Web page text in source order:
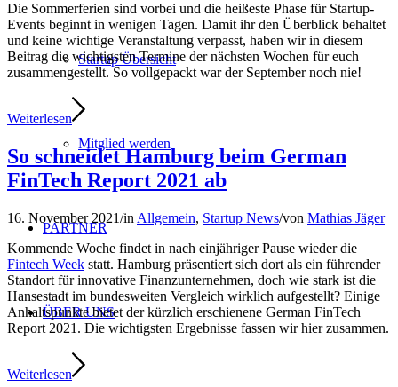
Startup Übersicht
Mitglied werden
PARTNER
ÜBER UNS
Die Sommerferien sind vorbei und die heißeste Phase für Startup-
Events beginnt in wenigen Tagen. Damit ihr den Überblick behaltet
und keine wichtige Veranstaltung verpasst, haben wir in diesem
Beitrag die wichtigsten Termine der nächsten Wochen für euch
zusammengestellt. So vollgepackt war der September noch nie!
Weiterlesen
So schneidet Hamburg beim German
FinTech Report 2021 ab
16. November 2021/in Allgemein, Startup News/von Mathias Jäger
Kommende Woche findet in nach einjähriger Pause wieder die
Fintech Week statt. Hamburg präsentiert sich dort als ein führender
Standort für innovative Finanzunternehmen, doch wie stark ist die
Hansestadt im bundesweiten Vergleich wirklich aufgestellt? Einige
Anhaltspunkte bietet der kürzlich erschienene German FinTech
Report 2021. Die wichtigsten Ergebnisse fassen wir hier zusammen.
Weiterlesen